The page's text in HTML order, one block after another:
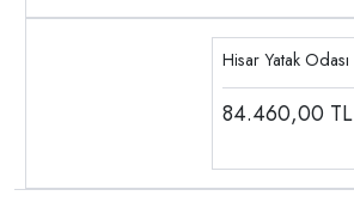
Hisar Yatak Odası
84.460,00 TL